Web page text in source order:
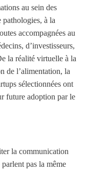
au sein des
à la
accompagnées au
d’investisseurs,
la réalité virtuelle à la
de l’alimentation, la
sélectionnées ont
future adoption par le
la communication
pas la même